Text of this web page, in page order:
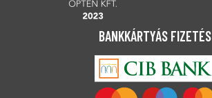
BANKKÁRTYÁS FIZETÉS